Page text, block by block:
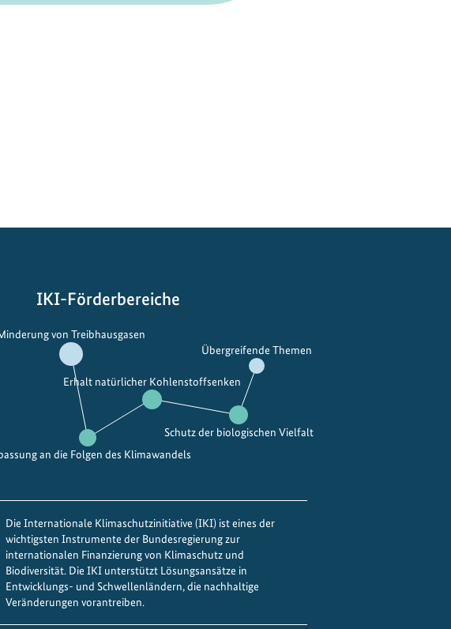
IKI-Förderbereiche
von Treibhausgasen
an die Folgen des Klimawandels
Erhalt natürlicher Kohlenstoffsenken
Schutz der biologischen Vielfalt
Übergreifende Themen
Die Internationale Klimaschutzinitiative (IKI) ist eines der
wichtigsten Instrumente der Bundesregierung zur
internationalen Finanzierung von Klimaschutz und
Biodiversität. Die IKI unterstützt Lösungsansätze in
Entwicklungs- und Schwellenländern, die nachhaltige
Veränderungen vorantreiben.